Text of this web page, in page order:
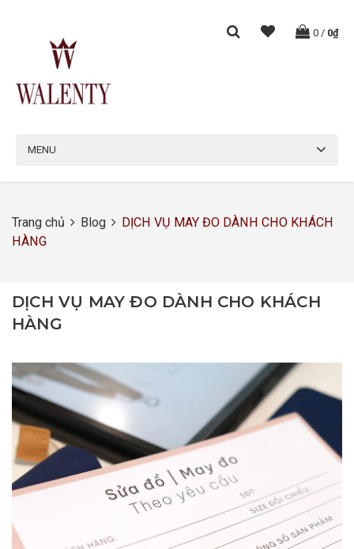
0 / 0₫
MENU
Trang chủ Blog
DỊCH VỤ MAY ĐO DÀNH CHO KHÁCH
HÀNG
DỊCH VỤ MAY ĐO DÀNH CHO KHÁCH
HÀNG